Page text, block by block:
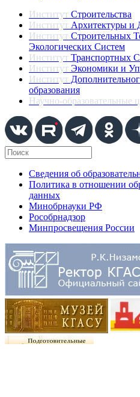
Институт Строительства
Институт Архитектуры и
Институт Строительных
Экологических Систем
Институт Транспортных
Институт Экономики и
Институт
образования
Научно-образовательные
Сведения об
Политика в отношении
данных
Минобрнауки РФ
Рособрнадзор
Минпросвещения России